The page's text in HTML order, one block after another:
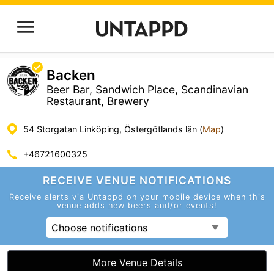
Backen
Beer Bar, Sandwich Place, Scandinavian
Restaurant, Brewery
54 Storgatan Linköping, Östergötlands län (Map)
+46721600325
RECEIVE VENUE NOTIFICATIONS
Receive alerts via Untappd on your mobile device when this
venue adds new beers and/or events!
Choose notifications
More Venue Details